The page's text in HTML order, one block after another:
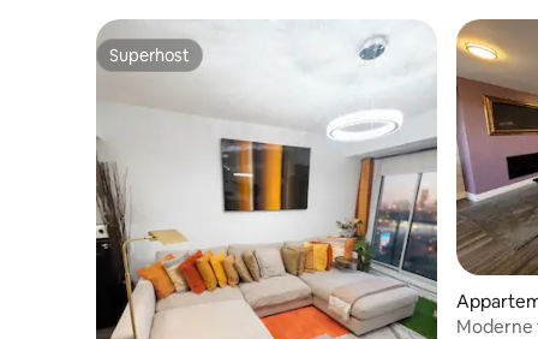
Superhost
Superhost